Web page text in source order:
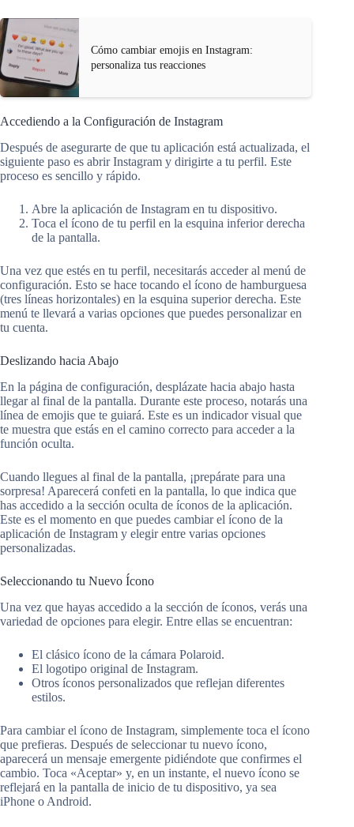
Cómo cambiar emojis en Instagram:
personaliza tus reacciones
Accediendo a la Configuración de Instagram
Después de asegurarte de que tu aplicación está actualizada, el
siguiente paso es abrir Instagram y dirigirte a tu perfil. Este
proceso es sencillo y rápido.
Abre la aplicación de Instagram en tu dispositivo.
Toca el ícono de tu perfil en la esquina inferior derecha
de la pantalla.
Una vez que estés en tu perfil, necesitarás acceder al menú de
configuración. Esto se hace tocando el ícono de hamburguesa
(tres líneas horizontales) en la esquina superior derecha. Este
menú te llevará a varias opciones que puedes personalizar en
tu cuenta.
Deslizando hacia Abajo
En la página de configuración, desplázate hacia abajo hasta
llegar al final de la pantalla. Durante este proceso, notarás una
línea de emojis que te guiará. Este es un indicador visual que
te muestra que estás en el camino correcto para acceder a la
función oculta.
Cuando llegues al final de la pantalla, ¡prepárate para una
sorpresa! Aparecerá confeti en la pantalla, lo que indica que
has accedido a la sección oculta de íconos de la aplicación.
Este es el momento en que puedes cambiar el ícono de la
aplicación de Instagram y elegir entre varias opciones
personalizadas.
Seleccionando tu Nuevo Ícono
Una vez que hayas accedido a la sección de íconos, verás una
variedad de opciones para elegir. Entre ellas se encuentran:
El clásico ícono de la cámara Polaroid.
El logotipo original de Instagram.
Otros íconos personalizados que reflejan diferentes
estilos.
Para cambiar el ícono de Instagram, simplemente toca el ícono
que prefieras. Después de seleccionar tu nuevo ícono,
aparecerá un mensaje emergente pidiéndote que confirmes el
cambio. Toca «Aceptar» y, en un instante, el nuevo ícono se
reflejará en la pantalla de inicio de tu dispositivo, ya sea
iPhone o Android.